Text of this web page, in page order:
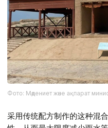
Фото: Мәдениет және ақпарат
采用传统配方制作的这种混